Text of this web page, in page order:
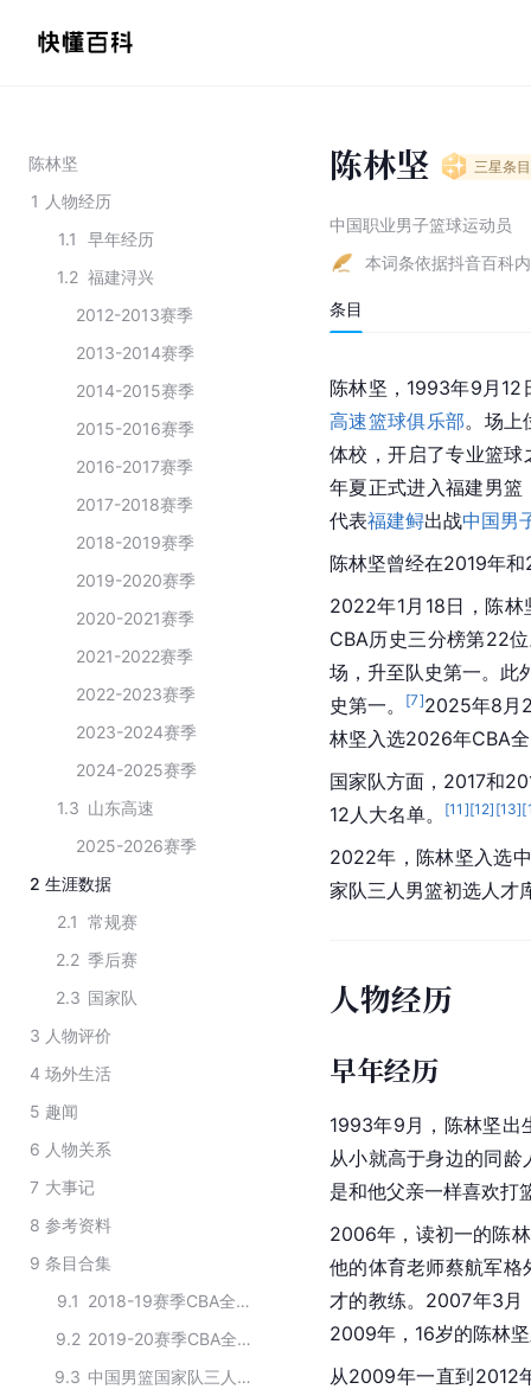
陈林坚
1 人物经历
1.1
早年经历
1.2 福建浔兴
2012-2013赛季
2013-2014赛季
2014-2015赛季
2015-2016赛季
2016-2017赛季
2017-2018赛季
2018-2019赛季
2019-2020赛季
2020-2021赛季
2021-2022赛季
2022-2023赛季
2023-2024赛季
2024-2025赛季
1.3 山东高速
2025-2026赛季
2 生涯数据
2.1 常规赛
2.2 季后赛
2.3 国家队
3 人物评价
4 场外生活
5 趣闻
6 人物关系
7 大事记
8 参考资料
9 条目合集
9.1
2018-19赛季CBA全明星赛阵容
9.2
2019-20赛季CBA全明星赛阵容
9.3
中国男篮国家队三人男篮初选人才库名单
陈林坚 三星条目
中国职业男子篮球运动员
本词条依据抖音百科
条目
陈林坚，1993年9月12
高速篮球俱乐部。场上
体校，开启了专业篮
年夏正式进入福建男
代表福建鲟出战中国男
陈林坚曾经在2019年
2022年1月18日，陈
CBA历史三分榜第22
场，升至队史第一。此
史第一。
[7]2025年8月
林坚入选2026年CBA
国家队方面，2017和
12人大名单。
[11 ][12] [13][
2022年，陈林坚入选
家队三人男篮初选人才
人物经历
早年经历
1993年9月，陈林坚出
从小就高于身边的同
是和他父亲一样喜欢打
2006年，读初一的陈
他的体育老师蔡航军
才的教练。2007年3月
2009年，16岁的陈林
从2009年一直到2012